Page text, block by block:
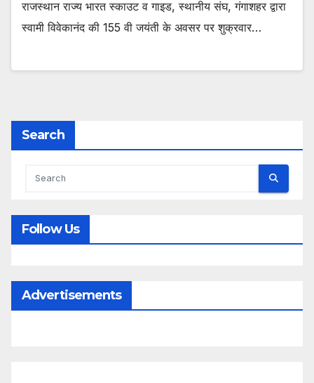
राजस्थान राज्य भारत स्काउट व गाइड, स्थानीय संघ, गंगाशहर द्वारा
स्वामी विवेकानंद की 155 वी जयंती के अवसर पर शुक्रवार…
Search
Follow Us
Advertisements